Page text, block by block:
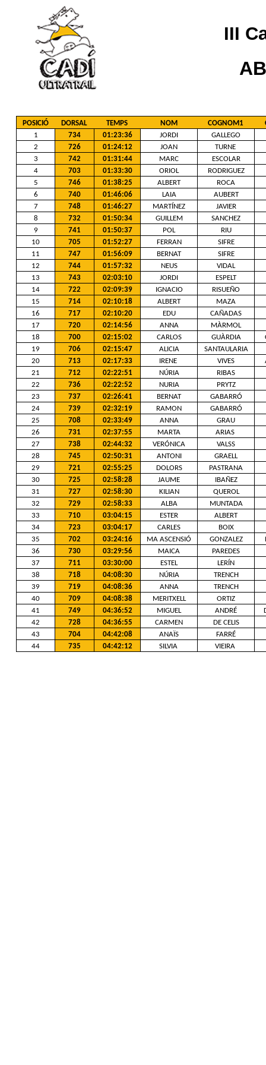
III
POSICIÓ DORSAL TEMPS NOM COGNOM1
1
734 01:23:36 JORDI GALLEGO
2
726 01:24:12 JOAN
TURNE
3
742 01:31:44 MARC
ESCOLAR
4
703 01:33:30 ORIOL
RODRIGUEZ
5
746 01:38:25 ALBERT
ROCA
6
740 01:46:06 LAIA
AUBERT
7
748 01:46:27 MARTÍNEZ
JAVIER
8
732 01:50:34 GUILLEM
SANCHEZ
9
741 01:50:37 POL
RIU
10
705 01:52:27 FERRAN
SIFRE
11
747 01:56:09 BERNAT
SIFRE
12
744 01:57:32 NEUS
VIDAL
13
743 02:03:10 JORDI
ESPELT
14
722 02:09:39 IGNACIO RISUEÑO
15
714 02:10:18 ALBERT
MAZA
16
717 02:10:20 EDU
CAÑADAS
17
720 02:14:56 ANNA
MÀRMOL
18
700 02:15:02 CARLOS GUÀRDIA
19
706 02:15:47 ALICIA
SANTAULARIA
20
713 02:17:33 IRENE VIVES
21
712 02:22:51 NÚRIA
RIBAS
22
736 02:22:52 NURIA
PRYTZ
23
737 02:26:41 BERNAT
GABARRÓ
24
739 02:32:19 RAMON
GABARRÓ
25
708 02:33:49 ANNA
GRAU
26
731 02:37:55 MARTA
ARIAS
27
738 02:44:32 VERÓNICA
VALSS
28
745 02:50:31 ANTONI
GRAELL
29
721 02:55:25 DOLORS
PASTRANA
30
725 02:58:28 JAUME
IBAÑEZ
31
727 02:58:30 KILIAN
QUEROL
32
729 02:58:33 ALBA
MUNTADA
33
710 03:04:15 ESTER
ALBERT
34
723 03:04:17 CARLES
BOIX
35
702 03:24:16 MA ASCENSIÓ GONZALEZ
36
730 03:29:56 MAICA
PAREDES
37
711 03:30:00 ESTEL
LERÍN
38
718 04:08:30 NÚRIA
TRENCH
39
719 04:08:36 ANNA
TRENCH
40
709 04:08:38 MERITXELL
ORTIZ
41
749 04:36:52 MIGUEL ANDRÉ
42
728 04:36:55 CARMEN
DE CELIS
43
704 04:42:08 ANAÏS
FARRÉ
44
735 04:42:12 SILVIA VIEIRA